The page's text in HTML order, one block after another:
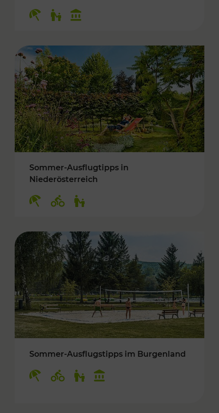
Sommer-Ausflugtipps in
Niederösterreich
Sommer-Ausflugstipps im Burgenland